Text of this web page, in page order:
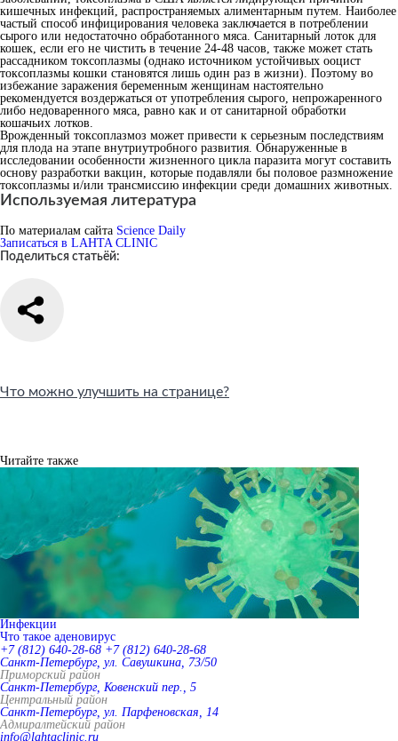
кишечных инфекций, распространяемых алиментарным путем. Наиболее
частый способ инфицирования человека заключается в потреблении
сырого или недостаточно обработанного мяса. Санитарный лоток для
кошек, если его не чистить в течение 24-48 часов, также может стать
рассадником токсоплазмы (однако источником устойчивых ооцист
токсоплазмы кошки становятся лишь один раз в жизни). Поэтому во
избежание заражения беременным женщинам настоятельно
рекомендуется воздержаться от употребления сырого, непрожаренного
либо недоваренного мяса, равно как и от санитарной обработки
кошачьих лотков.
Врожденный токсоплазмоз может привести к серьезным последствиям
для плода на этапе внутриутробного развития. Обнаруженные в
исследовании особенности жизненного цикла паразита могут составить
основу разработки вакцин, которые подавляли бы половое размножение
токсоплазмы и/или трансмиссию инфекции среди домашних животных.
Используемая литература
По материалам сайта Science Daily
Записаться в LAHTA CLINIC
Поделиться статьёй:
Что можно улучшить на странице?
Читайте также
Инфекции
Что такое аденовирус
+7 (812) 640-28-68 +7 (812) 640-28-68
Санкт-Петербург, ул. Савушкина, 73/50
Приморский район
Санкт-Петербург, Ковенский пер., 5
Центральный район
Санкт-Петербург, ул. Парфеновская, 14
Адмиралтейский район
info@lahtaclinic.ru